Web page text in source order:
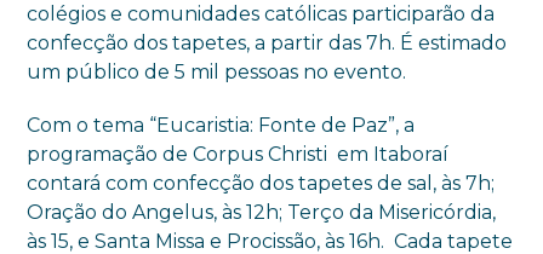
colégios e comunidades católicas participarão da
confecção dos tapetes, a partir das 7h. É estimado
um público de 5 mil pessoas no evento.
Com o tema “Eucaristia: Fonte de Paz”, a
programação de Corpus Christi em Itaboraí
contará com confecção dos tapetes de sal, às 7h;
Oração do Angelus, às 12h; Terço da Misericórdia,
às 15, e Santa Missa e Procissão, às 16h. Cada tapete